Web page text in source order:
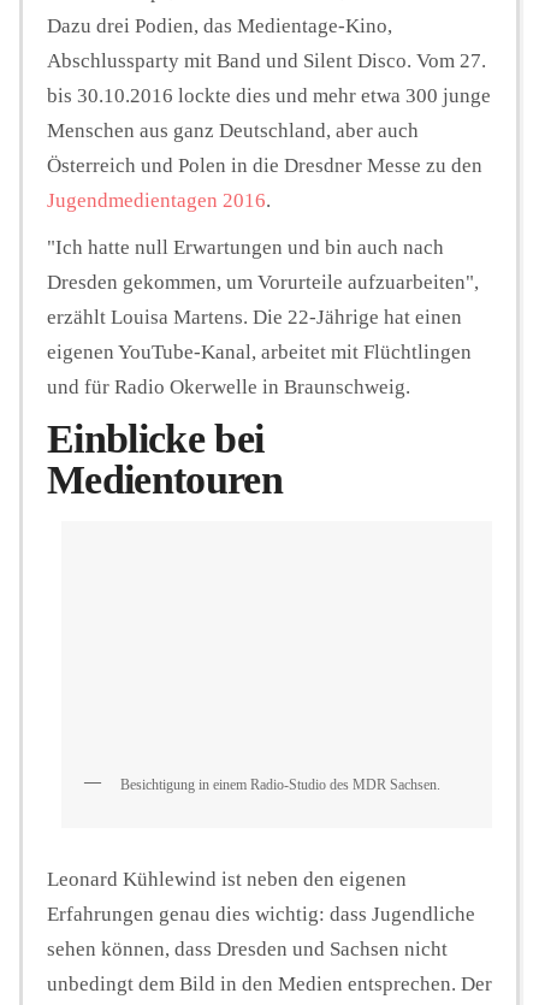
Dazu drei Podien, das Medientage-Kino,
Abschlussparty mit Band und Silent Disco. Vom 27.
bis 30.10.2016 lockte dies und mehr etwa 300 junge
Menschen aus ganz Deutschland, aber auch
Österreich und Polen in die Dresdner Messe zu den
Jugendmedientagen 2016.
"Ich hatte null Erwartungen und bin auch nach
Dresden gekommen, um Vorurteile aufzuarbeiten",
erzählt Louisa Martens. Die 22-Jährige hat einen
eigenen YouTube-Kanal, arbeitet mit Flüchtlingen
und für Radio Okerwelle in Braunschweig.
Einblicke bei
Medientouren
Besichtigung in einem Radio-Studio des MDR Sachsen.
Leonard Kühlewind ist neben den eigenen
Erfahrungen genau dies wichtig: dass Jugendliche
sehen können, dass Dresden und Sachsen nicht
unbedingt dem Bild in den Medien entsprechen. Der